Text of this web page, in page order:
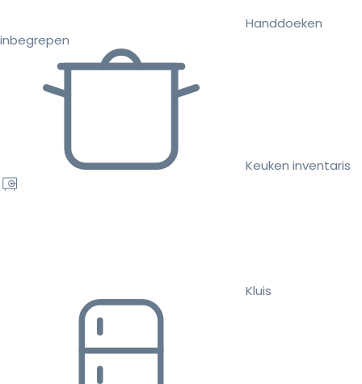
Handdoeken
inbegrepen
Keuken inventaris
Kluis